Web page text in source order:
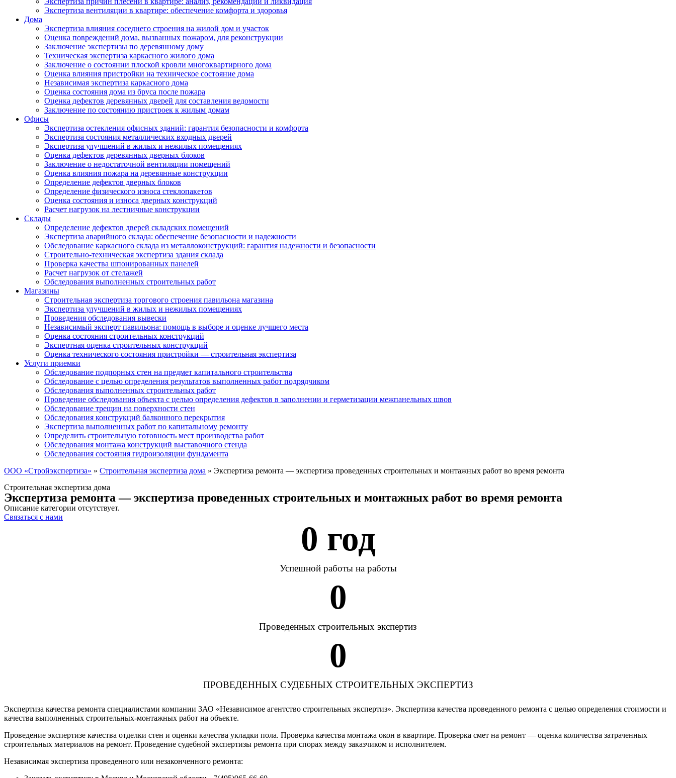
Экспертиза вентиляции в квартире: обеспечение комфорта и здоровья
Дома
Экспертиза влияния соседнего строения на жилой дом и участок
Оценка повреждений дома, вызванных пожаром, для реконструкции
Заключение экспертизы по деревянному дому
Техническая экспертиза каркасного жилого дома
Заключение о состоянии плоской кровли многоквартирного дома
Оценка влияния пристройки на техническое состояние дома
Независимая экспертиза каркасного дома
Оценка состояния дома из бруса после пожара
Оценка дефектов деревянных дверей для составления ведомости
Заключение по состоянию пристроек к жилым домам
Офисы
Экспертиза остекления офисных зданий: гарантия безопасности и комфорта
Экспертиза состояния металлических входных дверей
Экспертиза улучшений в жилых и нежилых помещениях
Оценка дефектов деревянных дверных блоков
Заключение о недостаточной вентиляции помещений
Оценка влияния пожара на деревянные конструкции
Определение дефектов дверных блоков
Определение физического износа стеклопакетов
Оценка состояния и износа дверных конструкций
Расчет нагрузок на лестничные конструкции
Склады
Определение дефектов дверей складских помещений
Экспертиза аварийного склада: обеспечение безопасности и надежности
Обследование каркасного склада из металлоконструкций: гарантия надежности и безопасности
Строительно-техническая экспертиза здания склада
Проверка качества шпонированных панелей
Расчет нагрузок от стелажей
Обследования выполненных строительных работ
Магазины
Строительная экспертиза торгового строения павильона магазина
Экспертиза улучшений в жилых и нежилых помещениях
Проведения обследования вывески
Независимый эксперт павильона: помощь в выборе и оценке лучшего места
Оценка состояния строительных конструкций
Экспертная оценка строительных конструкций
Оценка технического состояния пристройки — строительная экспертиза
Услуги приемки
Обследование подпорных стен на предмет капитального строительства
Обследование с целью определения результатов выполненных работ подрядчиком
Обследования выполненных строительных работ
Проведение обследования объекта с целью определения дефектов в заполнении и герметизации межпанельных швов
Обследование трещин на поверхности стен
Обследования конструкций балконного перекрытия
Экспертиза выполненных работ по капитальному ремонту
Определить строительную готовность мест производства работ
Обследования монтажа конструкций выставочного стенда
Обследования состояния гидроизоляции фундамента
ООО «Стройэкспертиза» » Строительная экспертиза дома » Экспертиза ремонта — экспертиза проведенных строительных и монтажных работ во время ремонта
Строительная экспертиза дома
Экспертиза ремонта — экспертиза проведенных строительных и монтажных работ во время ремонта
Описание категории отсутствует.
Связаться с нами
0 год
Успешной работы на работы
0
Проведенных строительных экспертиз
0
ПРОВЕДЕННЫХ СУДЕБНЫХ СТРОИТЕЛЬНЫХ ЭКСПЕРТИЗ
Экспертиза качества ремонта специалистами компании ЗАО «Независимое агентство строительных экспертиз». Экспертиза качества проведенного ремонта с целью определения стоимости и
качества выполненных строительных-монтажных работ на объекте.
Проведение экспертизе качества отделки стен и оценки качества укладки пола. Проверка качества монтажа окон в квартире. Проверка смет на ремонт — оценка количества затраченных
строительных материалов на ремонт. Проведение судебной экспертизы ремонта при спорах между заказчиком и исполнителем.
Независимая экспертиза проведенного или незаконченного ремонта: